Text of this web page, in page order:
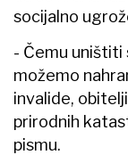
socijalno
- Čemu uništiti
možemo
invalide,
prirodnih
pismu.